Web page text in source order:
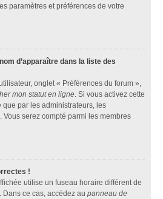
paramètres et préférences de votre
d’apparaître dans la liste des
onglet « Préférences du forum »,
mon statut en ligne. Si vous activez cette
par les administrateurs, les
Vous serez compté parmi les membres
!
utilise un fuseau horaire différent de
ce cas, accédez au panneau de